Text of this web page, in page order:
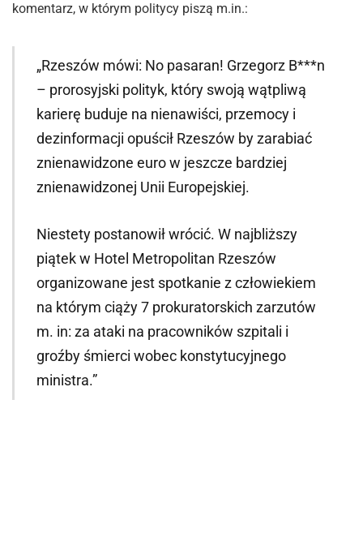
komentarz, w którym politycy piszą m.in.:
„Rzeszów mówi: No pasaran! Grzegorz B***n
– prorosyjski polityk, który swoją wątpliwą
karierę buduje na nienawiści, przemocy i
dezinformacji opuścił Rzeszów by zarabiać
znienawidzone euro w jeszcze bardziej
znienawidzonej Unii Europejskiej.
Niestety postanowił wrócić. W najbliższy
piątek w Hotel Metropolitan Rzeszów
organizowane jest spotkanie z człowiekiem
na którym ciąży 7 prokuratorskich zarzutów
m. in: za ataki na pracowników szpitali i
groźby śmierci wobec konstytucyjnego
ministra.”